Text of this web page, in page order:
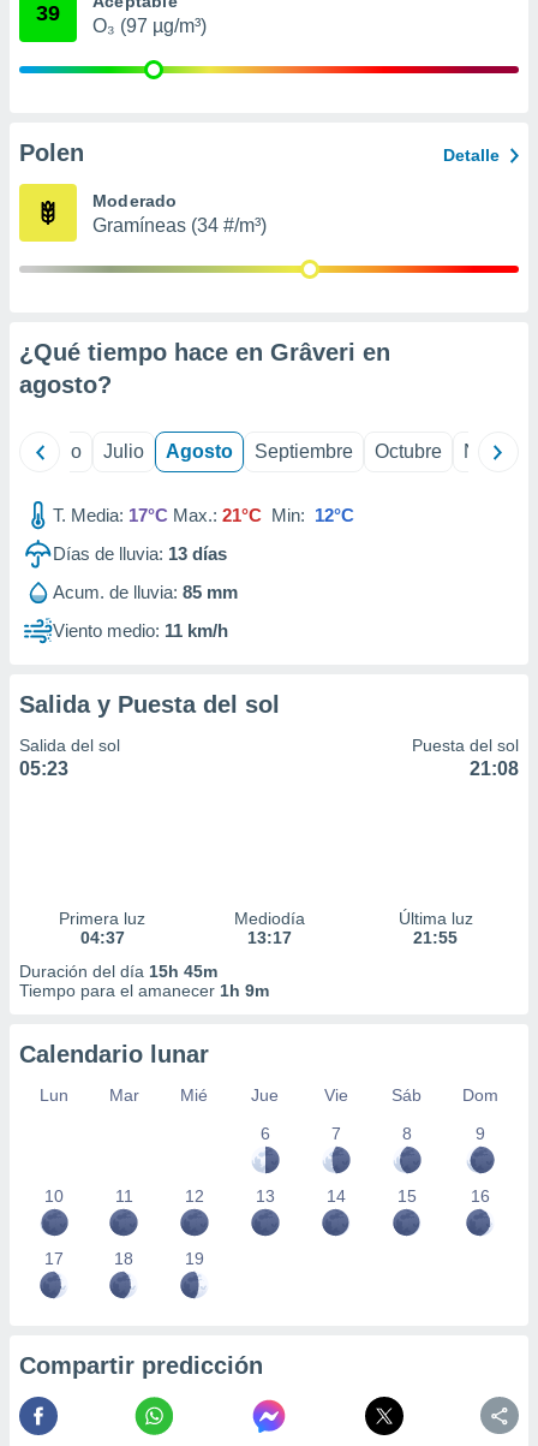
publicidad
de
1199
39
O₃ (97 µg/m³)
Polen Detalle
Moderado
Gramíneas (34 #/m³)
¿Qué tiempo hace en Grâveri en
agosto?
Junio Julio Agosto Septiembre Octubre
T. Media: 17°C Max.: 21°C Min: 12°C
Días de lluvia: 13 días
Acum. de lluvia: 85 mm
Viento medio: 11 km/h
Salida y Puesta del sol
Salida del sol
05:23
Puesta del sol
21:08
Primera luz
04:37
Mediodía
13:17
Última luz
21:55
Duración del día 15h 45m
Tiempo para el amanecer 1h 9m
Calendario lunar
Lun Mar Mié Jue Vie Sáb
Dom
6
7 8 9
10 11 12 13 14 15 16
17 18 19
Compartir predicción